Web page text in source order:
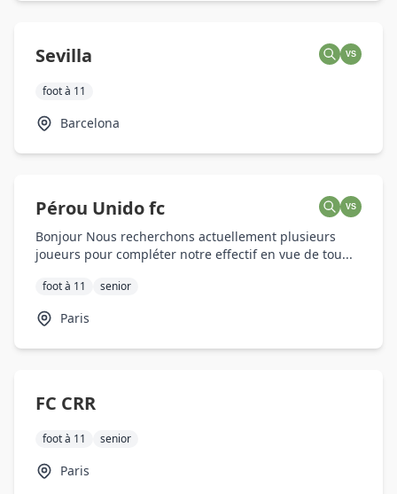
Sevilla VS
foot à 11
Barcelona
Pérou Unido fc VS
Bonjour Nous recherchons actuellement plusieurs
joueurs pour compléter notre effectif en vue de tou...
foot à 11 senior
Paris
FC CRR
foot à 11 senior
Paris